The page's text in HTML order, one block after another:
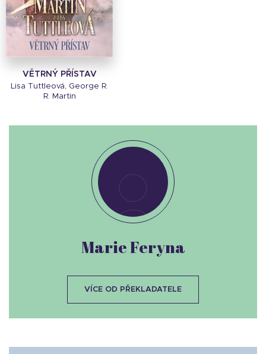
VĚTRNÝ PŘÍSTAV
Lisa Tuttleová, George R.
R. Martin
Marie Feryna
VÍCE OD PŘEKLADATELE